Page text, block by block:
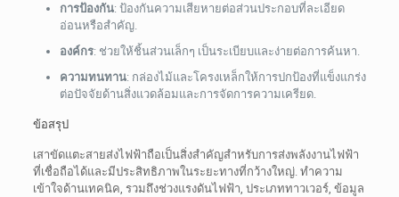
การป้องกัน: ป้องกันความเสียหายต่อส่วนประกอบที่ละเอียด
อ่อนหรือสำคัญ.
องค์กร: ช่วยให้ชิ้นส่วนเล็กๆ เป็นระเบียบและง่ายต่อการค้นหา.
ความทนทาน: กล่องไม้และโครงเหล็กให้การปกป้องที่แข็งแกร่ง
ต่อปัจจัยด้านสิ่งแวดล้อมและการจัดการความเครียด.
ข้อสรุป
เสาขัดแตะสายส่งไฟฟ้าถือเป็นสิ่งสำคัญสำหรับการส่งพลังงานไฟฟ้า
ที่เชื่อถือได้และมีประสิทธิภาพในระยะทางที่กว้างใหญ่. ทำความ
เข้าใจด้านเทคนิค, รวมถึงช่วงแรงดันไฟฟ้า, ประเภททาวเวอร์, ข้อมูล